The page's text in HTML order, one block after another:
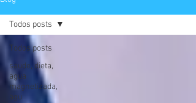
Todos posts
saude, dieta,
agua
magnetizada,
agu
Todos posts